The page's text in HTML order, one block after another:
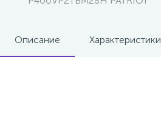
Описание Характеристики